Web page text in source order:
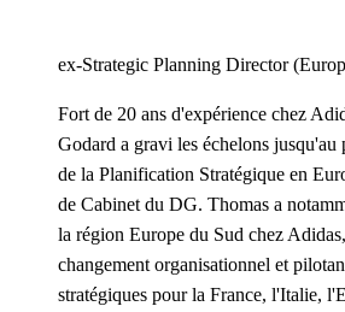
ex-Strategic Planning Director
Fort de 20 ans d'expérience chez
Godard a gravi les échelons jusqu'au
de la Planification Stratégique en
de Cabinet du DG. Thomas a
la région Europe du Sud chez
changement organisationnel et
stratégiques pour la France, l'Italie,